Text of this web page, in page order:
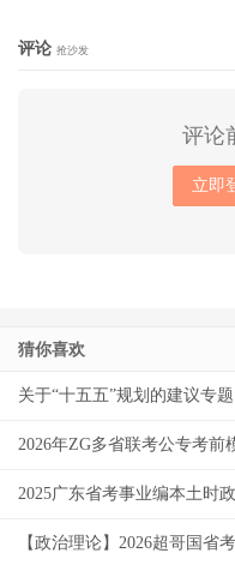
评论 抢沙发
评论
立即
猜你喜欢
关于“十五五”规划的建议专
2026年ZG多省联考公专考前
2025广东省考事业编本土时
【政治理论】2026超哥国省